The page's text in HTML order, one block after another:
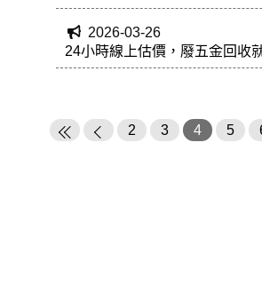
2026-03-26
24小時線上估價，廢五金回收
2 3 4 5